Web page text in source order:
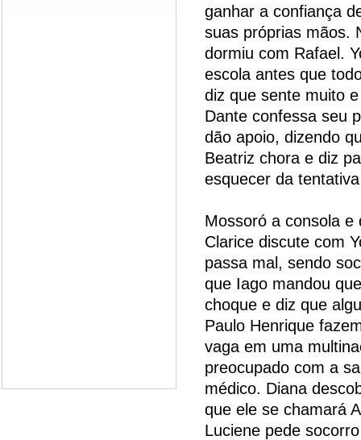
ganhar a confiança
suas próprias mãos.
dormiu com Rafael.
escola antes que
diz que sente muito
Dante confessa seu
dão apoio, dizendo
Beatriz chora e diz
esquecer da
Mossoró a consola e
Clarice discute com
passa mal, sendo
que Iago mandou
choque e diz que
Paulo Henrique
vaga em uma
preocupado com a
médico. Diana
que ele se chamará
Luciene pede